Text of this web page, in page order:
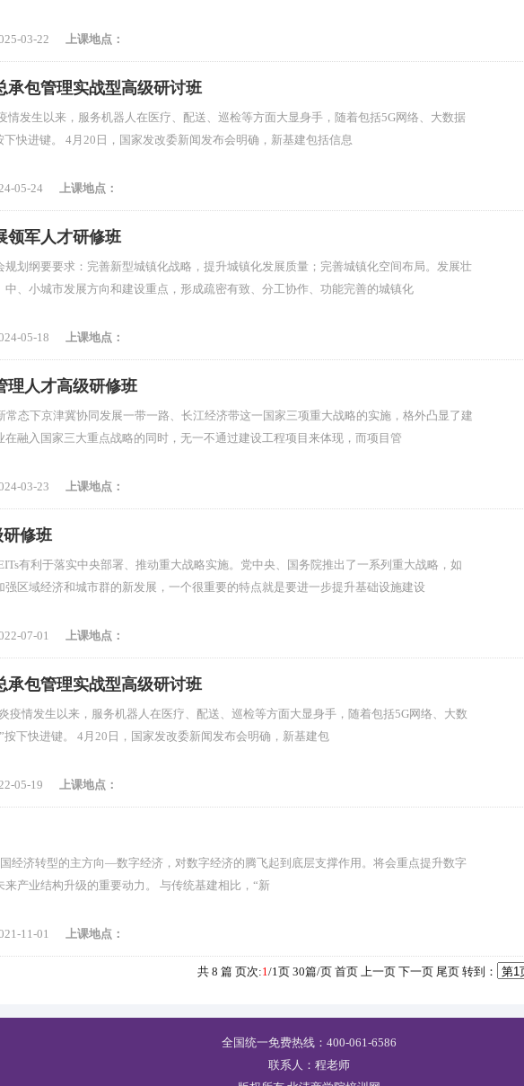
03-22 上课地点：
承包管理实战型高级研讨班
情发生以来，服务机器人在医疗、配送、巡检等方面大显身手，随着包括5G网络、大数据
快进键。 4月20日，国家发改委新闻发布会明确，新基建包括信息
05-24 上课地点：
领军人才研修班
规划纲要要求：完善新型城镇化战略，提升城镇化发展质量；完善城镇化空间布局。发展壮
、小城市发展方向和建设重点，形成疏密有致、分工协作、功能完善的城镇化
05-18 上课地点：
理人才高级研修班
常态下京津冀协同发展一带一路、长江经济带这一国家三项重大战略的实施，格外凸显了建
融入国家三大重点战略的同时，无一不通过建设工程项目来体现，而项目管
03-23 上课地点：
修班
有利于落实中央部署、推动重大战略实施。党中央、国务院推出了一系列重大战略，如
区域经济和城市群的新发展，一个很重要的特点就是要进一步提升基础设施建设
07-01 上课地点：
承包管理实战型高级研讨班
情发生以来，服务机器人在医疗、配送、巡检等方面大显身手，随着包括5G网络、大数
下快进键。 4月20日，国家发改委新闻发布会明确，新基建包
05-19 上课地点：
经济转型的主方向—数字经济，对数字经济的腾飞起到底层支撑作用。将会重点提升数字
产业结构升级的重要动力。 与传统基建相比，“新
11-01 上课地点：
共 8 篇 页次:1/1页 30篇/页 首页 上一页 下一页 尾页 转到：
全国统一免费热线：400-061-6586
联系人：程老师